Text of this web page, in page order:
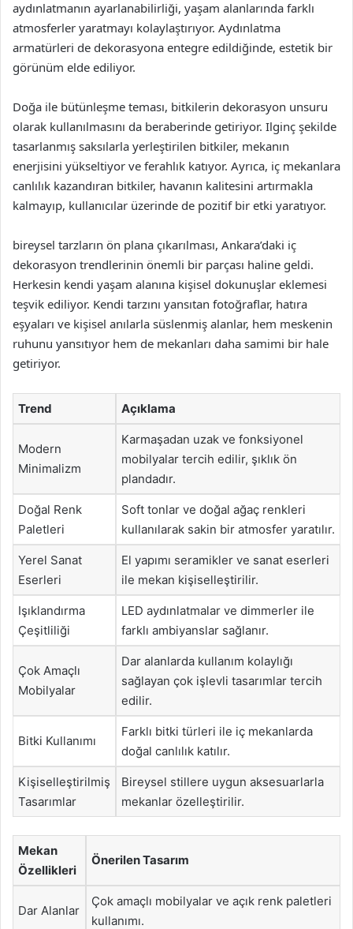
aydınlatmanın ayarlanabilirliği, yaşam alanlarında farklı
atmosferler yaratmayı kolaylaştırıyor. Aydınlatma
armatürleri de dekorasyona entegre edildiğinde, estetik bir
görünüm elde ediliyor.
Doğa ile bütünleşme teması, bitkilerin dekorasyon unsuru
olarak kullanılmasını da beraberinde getiriyor. Ilginç şekilde
tasarlanmış saksılarla yerleştirilen bitkiler, mekanın
enerjisini yükseltiyor ve ferahlık katıyor. Ayrıca, iç mekanlara
canlılık kazandıran bitkiler, havanın kalitesini artırmakla
kalmayıp, kullanıcılar üzerinde de pozitif bir etki yaratıyor.
bireysel tarzların ön plana çıkarılması, Ankara’daki iç
dekorasyon trendlerinin önemli bir parçası haline geldi.
Herkesin kendi yaşam alanına kişisel dokunuşlar eklemesi
teşvik ediliyor. Kendi tarzını yansıtan fotoğraflar, hatıra
eşyaları ve kişisel anılarla süslenmiş alanlar, hem meskenin
ruhunu yansıtıyor hem de mekanları daha samimi bir hale
getiriyor.
Trend Açıklama
Modern
Minimalizm
Karmaşadan uzak ve fonksiyonel
mobilyalar tercih edilir, şıklık ön
plandadır.
Doğal Renk
Paletleri
Soft tonlar ve doğal ağaç renkleri
kullanılarak sakin bir atmosfer yaratılır.
Yerel Sanat
Eserleri
El yapımı seramikler ve sanat eserleri
ile mekan kişiselleştirilir.
Işıklandırma
Çeşitliliği
LED aydınlatmalar ve dimmerler ile
farklı ambiyanslar sağlanır.
Çok Amaçlı
Mobilyalar
Dar alanlarda kullanım kolaylığı
sağlayan çok işlevli tasarımlar tercih
edilir.
Bitki Kullanımı
Farklı bitki türleri ile iç mekanlarda
doğal canlılık katılır.
Kişiselleştirilmiş
Tasarımlar
Bireysel stillere uygun aksesuarlarla
mekanlar özelleştirilir.
Mekan
Özellikleri
Önerilen Tasarım
Dar Alanlar
Çok amaçlı mobilyalar ve açık renk paletleri
kullanımı.